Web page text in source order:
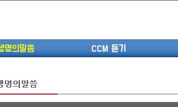
명의말씀 CCM 듣기